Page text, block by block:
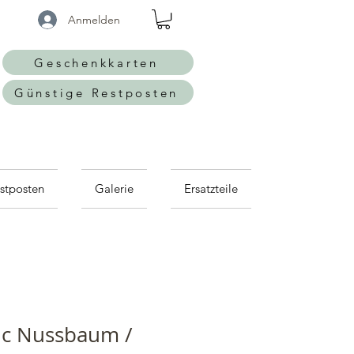
Anmelden
Geschenkkarten
Günstige Restposten
Galerie Ersatzteile
Nussbaum /